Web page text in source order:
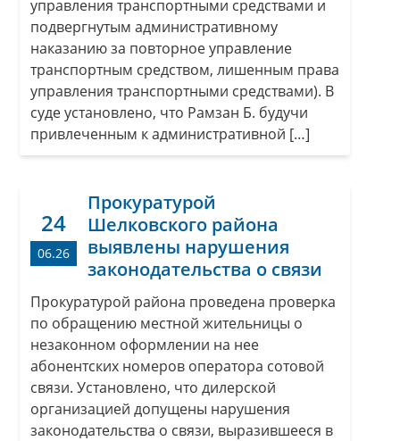
управления транспортными средствами и
подвергнутым административному
наказанию за повторное управление
транспортным средством, лишенным права
управления транспортными средствами). В
суде установлено, что Рамзан Б. будучи
привлеченным к административной […]
24
06.26
Прокуратурой
Шелковского района
выявлены нарушения
законодательства о связи
Прокуратурой района проведена проверка
по обращению местной жительницы о
незаконном оформлении на нее
абонентских номеров оператора сотовой
связи. Установлено, что дилерской
организацией допущены нарушения
законодательства о связи, выразившееся в